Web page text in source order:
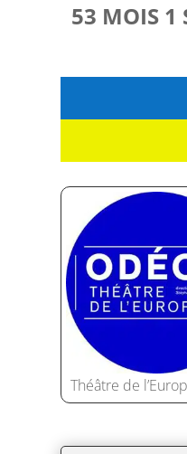
53 MOIS 1
Théâtre de